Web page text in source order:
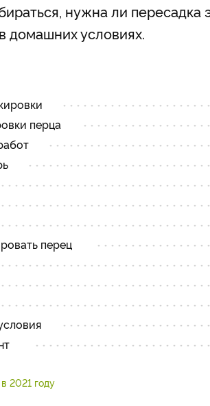
нужна ли пересадка
домашних условиях.
перца
перец